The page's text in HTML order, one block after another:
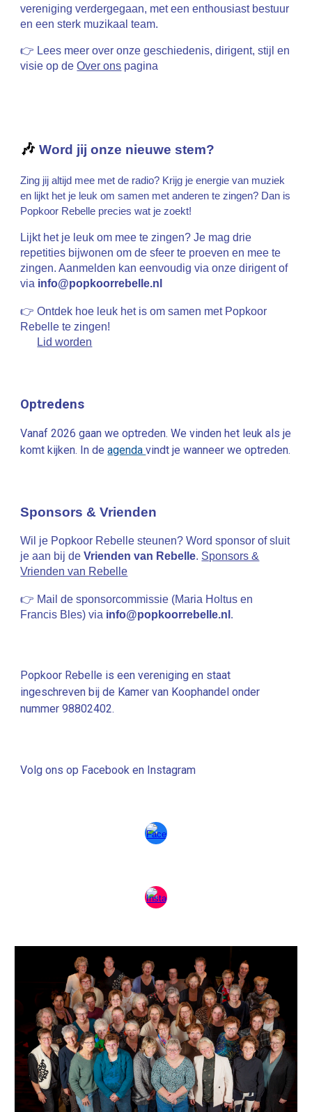
vereniging verdergegaan, met een enthousiast bestuur
en een sterk muzikaal team.
👉 Lees meer over onze geschiedenis, dirigent, stijl en
visie op deOver ons pagina
🎶Word jij onze nieuwe stem?
Zing jij altijd mee met de radio? Krijg je energie van muziek
en lijkt het je leuk om samen met anderen te zingen? Dan is
Popkoor Rebelle precies wat je zoekt!
Lijkt het je leuk om mee te zingen? Je mag drie
repetities bijwonen om de sfeer te proeven en mee te
zingen. Aanmelden kan eenvoudig via onze dirigent of
via info@popkoorrebelle.nl
👉 Ontdek hoe leuk het is om samen met Popkoor
Rebelle te zingen!
Lid worden
Optredens
Vanaf 2026 gaan we optreden. We vinden het leuk als je
komt kijken. In deagendavindt je wanneer we optreden.
Sponsors & Vrienden
Wil je Popkoor Rebelle steunen? Word sponsor of sluit
je aan bij deVrienden van Rebelle. Sponsors &
Vrienden van Rebelle
👉 Mail de sponsorcommissie (Maria Holtus en
Francis Bles) via info@popkoorrebelle.nl .
Popkoor Rebelle is een vereniging en staat
ingeschreven bij de Kamer van Koophandel onder
nummer 98802402.
Volg ons op Facebook en Instagram